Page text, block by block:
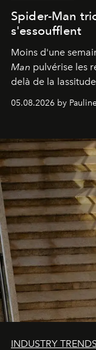
Spider-Man
s'essoufflent
Moins d'une
Man pulvérise les
delà de la
05.08.2026 by
INDUSTRY TRENDS